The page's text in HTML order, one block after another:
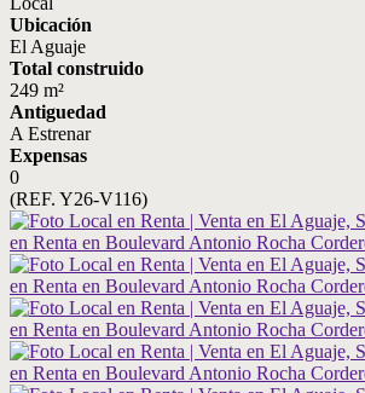
Ubicación
El Aguaje
Total construido
249 m²
Antiguedad
A Estrenar
Expensas
0
(REF. Y26-V116)